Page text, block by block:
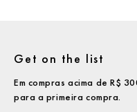
Get on the list
Em compras acima de R$
para a primeira compra.